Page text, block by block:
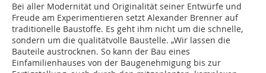
Bei aller Modernität und Originalität seiner Entwürfe und
Freude am Experimentieren setzt Alexander Brenner auf
traditionelle Baustoffe. Es geht ihm nicht um die schnelle,
sondern um die qualitätvolle Baustelle. „Wir lassen die
Bauteile austrocknen. So kann der Bau eines
Einfamilienhauses von der Baugenehmigung bis zur